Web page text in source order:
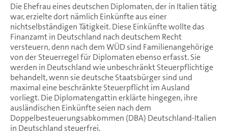
Die Ehefrau eines deutschen Diplomaten, der in Italien tätig
war, erzielte dort nämlich Einkünfte aus einer
nichtselbständigen Tätigkeit. Diese Einkünfte wollte das
Finanzamt in Deutschland nach deutschem Recht
versteuern, denn nach dem WÜD sind Familienangehörige
von der Steuerregel für Diplomaten ebenso erfasst. Sie
werden in Deutschland wie unbeschränkt Steuerpflichtige
behandelt, wenn sie deutsche Staatsbürger sind und
maximal eine beschränkte Steuerpflicht im Ausland
vorliegt. Die Diplomatengattin erklärte hingegen, ihre
ausländischen Einkünfte seien nach dem
Doppelbesteuerungsabkommen (DBA) Deutschland-Italien
in Deutschland steuerfrei.